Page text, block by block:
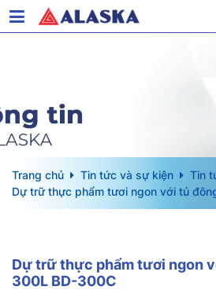
Trang chủ Tin tức và sự kiện
Tin
Dự trữ thực phẩm tươi ngon với tủ
Dự trữ thực phẩm tươi ngon
300L BD-300C